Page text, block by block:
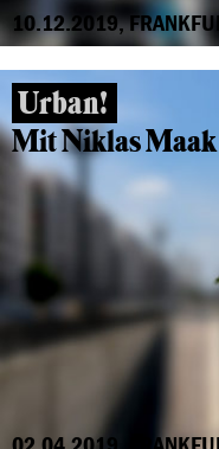
10.12.2019,
Urban!
Mit Niklas Maak